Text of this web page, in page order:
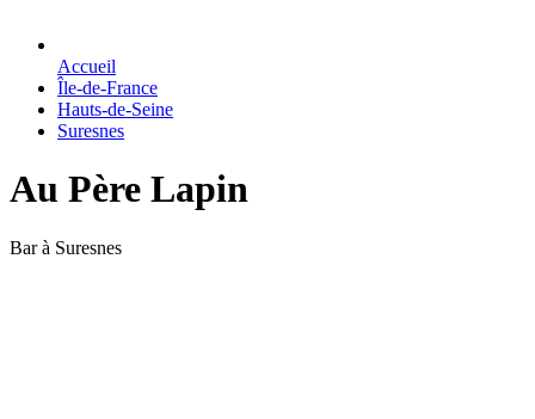
Accueil
Île-de-France
Hauts-de-Seine
Suresnes
Au Père Lapin
Bar à Suresnes